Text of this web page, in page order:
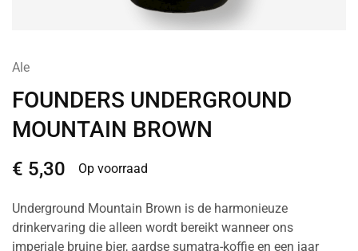
Ale
FOUNDERS UNDERGROUND
MOUNTAIN BROWN
€ 5,30 Op voorraad
Underground Mountain Brown is de harmonieuze
drinkervaring die alleen wordt bereikt wanneer ons
imperiale bruine bier, aardse sumatra-koffie en een jaar